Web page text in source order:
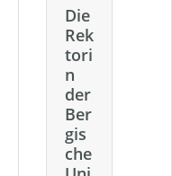
Die
Rek
tori
n
der
Ber
gis
che